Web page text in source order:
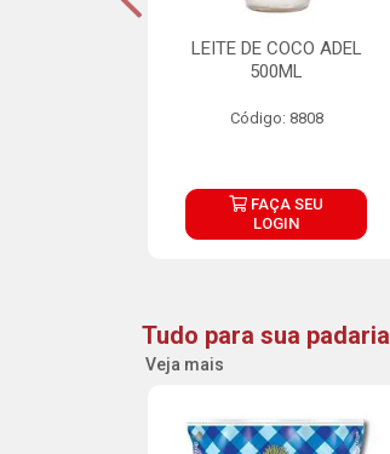
LEITE DE COCO ADEL
500ML
Código: 8808
FAÇA SEU
LOGIN
Tudo para sua padaria
Veja mais